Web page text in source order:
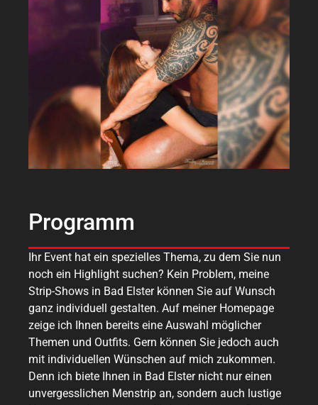
Programm
Ihr Event hat ein spezielles Thema, zu dem Sie nun
noch ein Highlight suchen? Kein Problem, meine
Strip-Shows in Bad Elster können Sie auf Wunsch
ganz individuell gestalten. Auf meiner Homepage
zeige ich Ihnen bereits eine Auswahl möglicher
Themen und Outfits. Gern können Sie jedoch auch
mit individuellen Wünschen auf mich zukommen.
Denn ich biete Ihnen in Bad Elster nicht nur einen
unvergesslichen Menstrip an, sondern auch lustige